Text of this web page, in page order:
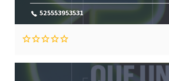
525553953531